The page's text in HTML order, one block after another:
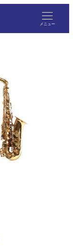
メニュー